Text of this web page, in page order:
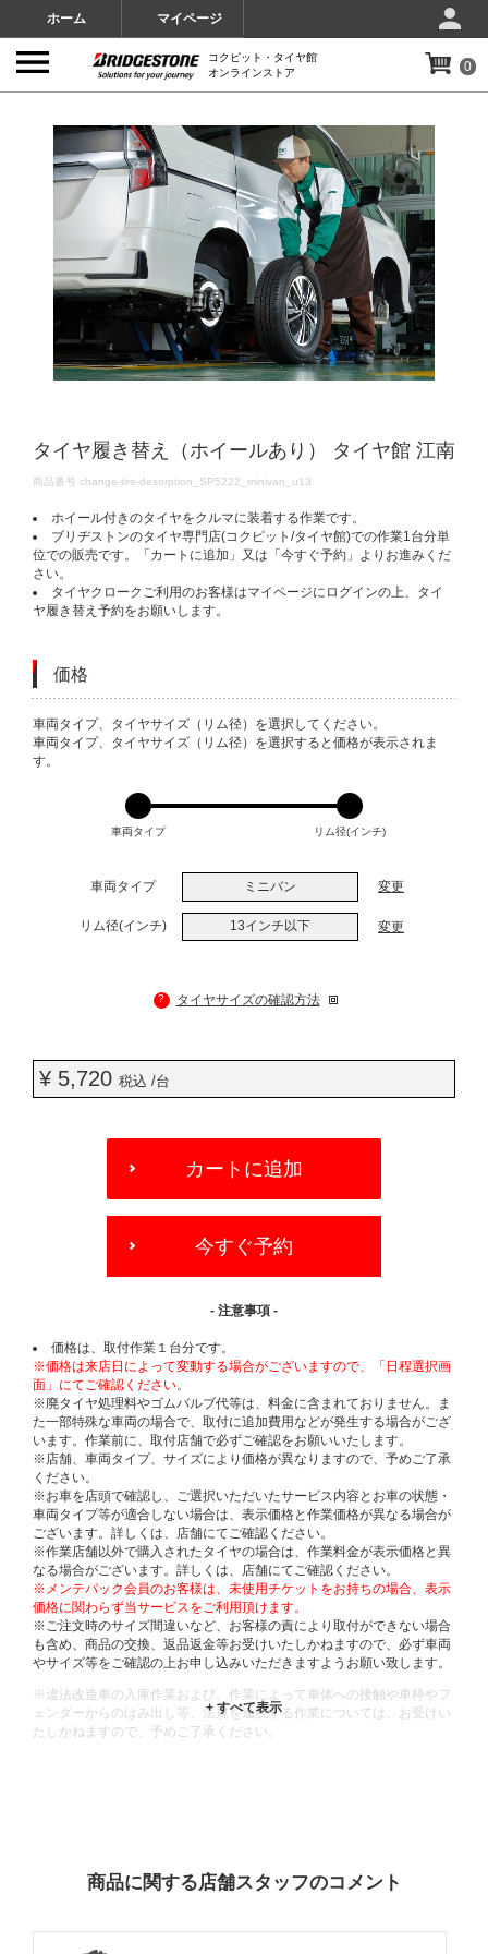
ホーム マイページ
コクピット・タイヤ館
オンラインストア
0
タイヤ履き替え（ホイールあり） タイヤ館 江南
DETAILS
商品番号 change-tire-desorption_SP5222_minivan_u13
ホイール付きのタイヤをクルマに装着する作業です。
ブリヂストンのタイヤ専門店(コクピット/タイヤ館)での作業1台分単
位での販売です。「カートに追加」又は「今すぐ予約」よりお進みくだ
さい。
タイヤクロークご利用のお客様はマイページにログインの上、タイ
ヤ履き替え予約をお願いします。
価格
VARIATIONS
車両タイプ、タイヤサイズ（リム径）を選択してください。
車両タイプ、タイヤサイズ（リム径）を選択すると価格が表示されま
す。
車両タイプ リム径(インチ)
車両タイプ ミニバン 変更
リム径(インチ) 13インチ以下 変更
? タイヤサイズの確認方法
¥ 5,720 税込 /台
OPTIONS
カートに追加
今すぐ予約
- 注意事項 -
価格は、取付作業１台分です。
※価格は来店日によって変動する場合がございますので、「日程選択画
面」にてご確認ください。
※廃タイヤ処理料やゴムバルブ代等は、料金に含まれておりません。ま
た一部特殊な車両の場合で、取付に追加費用などが発生する場合がござ
います。作業前に、取付店舗で必ずご確認をお願いいたします。
※店舗、車両タイプ、サイズにより価格が異なりますので、予めご了承
ください。
※お車を店頭で確認し、ご選択いただいたサービス内容とお車の状態・
車両タイプ等が適合しない場合は、表示価格と作業価格が異なる場合が
ございます。詳しくは、店舗にてご確認ください。
※作業店舗以外で購入されたタイヤの場合は、作業料金が表示価格と異
なる場合がございます。詳しくは、店舗にてご確認ください。
※メンテパック会員のお客様は、未使用チケットをお持ちの場合、表示
価格に関わらず当サービスをご利用頂けます。
※ご注文時のサイズ間違いなど、お客様の責により取付ができない場合
も含め、商品の交換、返品返金等お受けいたしかねますので、必ず車両
やサイズ等をご確認の上お申し込みいただきますようお願い致します。
※違法改造車の入庫作業および、作業によって車体への接触や車枠やフ
ェンダーからのはみ出し等、法規を逸脱する作業については、お受けい
たしかねますので、予めご了承ください。
商品に関する店舗スタッフのコメント